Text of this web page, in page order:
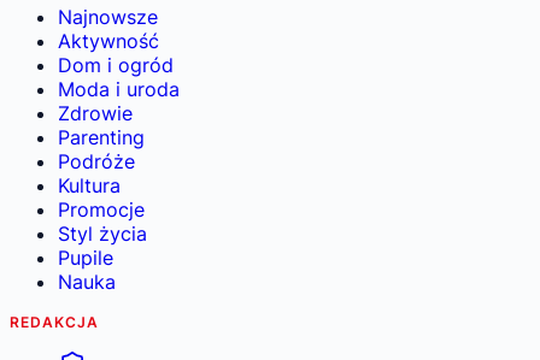
Najnowsze
Aktywność
Dom i ogród
Moda i uroda
Zdrowie
Parenting
Podróże
Kultura
Promocje
Styl życia
Pupile
Nauka
REDAKCJA